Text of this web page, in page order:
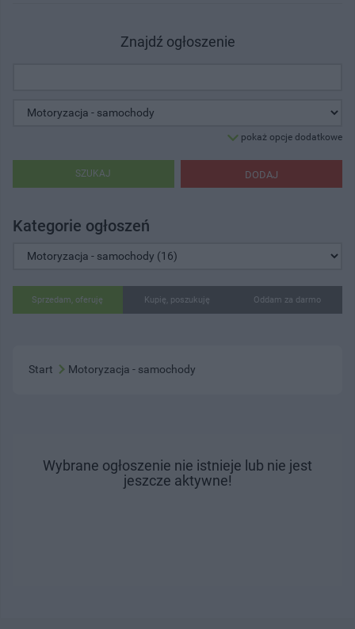
Znajdź ogłoszenie
pokaż opcje dodatkowe
DODAJ
SZUKAJ
Kategorie ogłoszeń
Sprzedam, oferuję Kupię, poszukuję Oddam za darmo
Start Motoryzacja - samochody
Wybrane ogłoszenie nie istnieje lub nie jest
jeszcze aktywne!